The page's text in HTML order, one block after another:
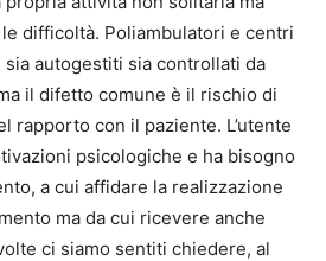
difficoltà. Poliambulatori e centri
autogestiti sia controllati da
il difetto comune è il rischio di
rapporto con il paziente. L’utente
psicologiche e ha bisogno
a cui affidare la realizzazione
ma da cui ricevere anche
ci siamo sentiti chiedere, al